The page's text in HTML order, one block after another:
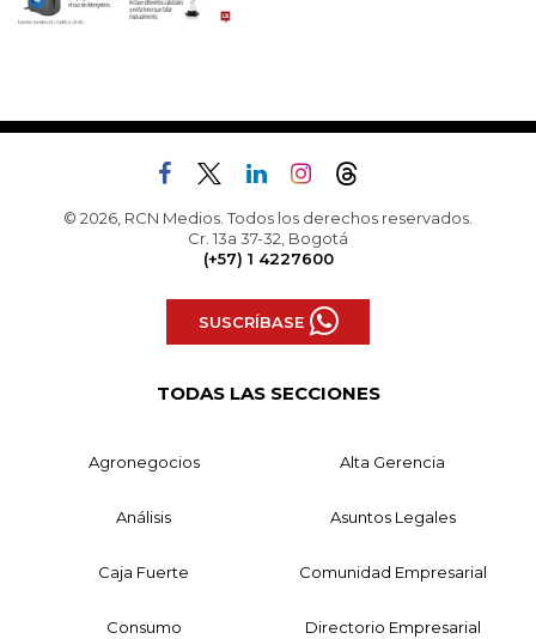
© 2026, RCN Medios. Todos los derechos reservados.
Cr. 13a 37-32, Bogotá
(+57) 1 4227600
SUSCRÍBASE
TODAS LAS SECCIONES
Agronegocios Alta Gerencia
Análisis Asuntos Legales
Caja Fuerte Comunidad Empresarial
Consumo Directorio Empresarial